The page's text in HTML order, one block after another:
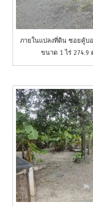
ภายในแปลงที่ดิน ซอยคู้บ
ขนาด 1 ไร่ 274.9